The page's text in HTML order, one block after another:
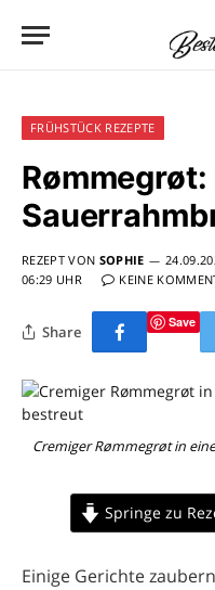
FRÜHSTÜCK REZEPTE
REZEPT VON SOPHIE
06:29 UHR
KEINE
Share Save
Cremiger Rømmegrøt in
Springe zu
Einige Gerichte